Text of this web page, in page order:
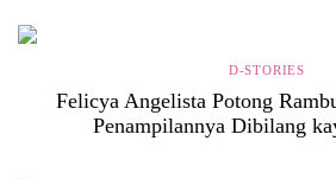
D-STORIES
Felicya Angelista Potong
Penampilannya Dibilang